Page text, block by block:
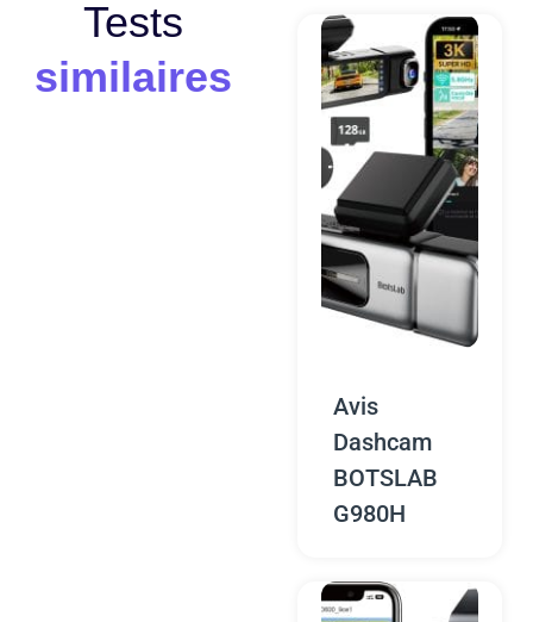
Tests
similaires
Avis
Dashcam
BOTSLAB
G980H